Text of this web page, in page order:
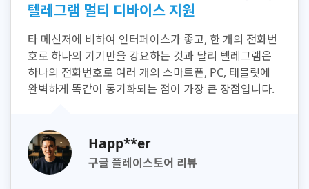
텔레그램 멀티 디바이스 지원
타 메신저에 비하여 인터페이스가 좋고, 한 개의 전화번
호로 하나의 기기만을 강요하는 것과 달리 텔레그램은
하나의 전화번호로 여러 개의 스마트폰, PC, 태블릿에
완벽하게 똑같이 동기화되는 점이 가장 큰 장점입니다.
Happ**er
구글 플레이스토어 리뷰